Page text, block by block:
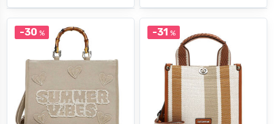
-30 % -31 %